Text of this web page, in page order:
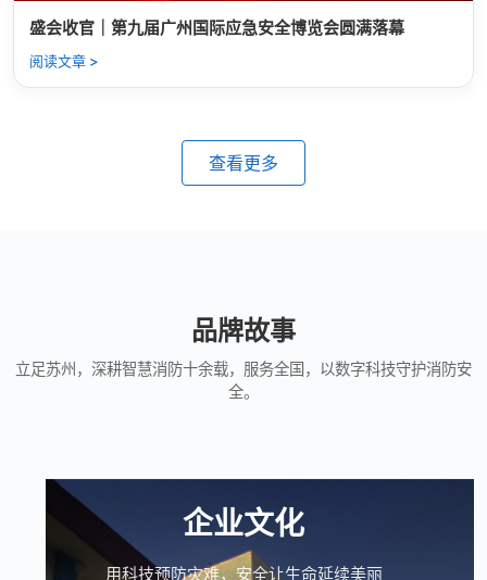
盛会收官｜第九届广州国际应急安全博览会圆满落幕
阅读文章 >
查看更多
品牌故事
立足苏州，深耕智慧消防十余载，服务全国，以数字科技守护消防安
全。
企业文化
用科技预防灾难，安全让生命延续美丽